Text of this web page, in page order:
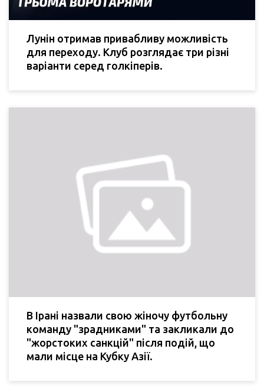
Лунін отримав привабливу можливість
для переходу. Клуб розглядає три різні
варіанти серед голкіперів.
В Ірані назвали свою жіночу футбольну
команду "зрадниками" та закликали до
"жорстоких санкцій" після подій, що
мали місце на Кубку Азії.